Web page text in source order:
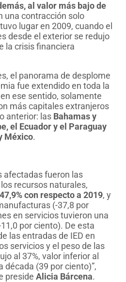
al valor más bajo de
una contracción solo
lugar en 2009, cuando el
desde el exterior se redujo
la crisis financiera
el panorama de desplome
fue extendido en toda la
ese sentido, solamente
más capitales extranjeros
anterior: las Bahamas y
el Ecuador y el Paraguay
México.
afectadas fueron las
recursos naturales,
con respecto a 2019, y
(-37,8 por
en servicios tuvieron una
por ciento). De esta
las entradas de IED en
servicios y el peso de las
al 37%, valor inferior al
década (39 por ciento)”,
preside Alicia Bárcena.